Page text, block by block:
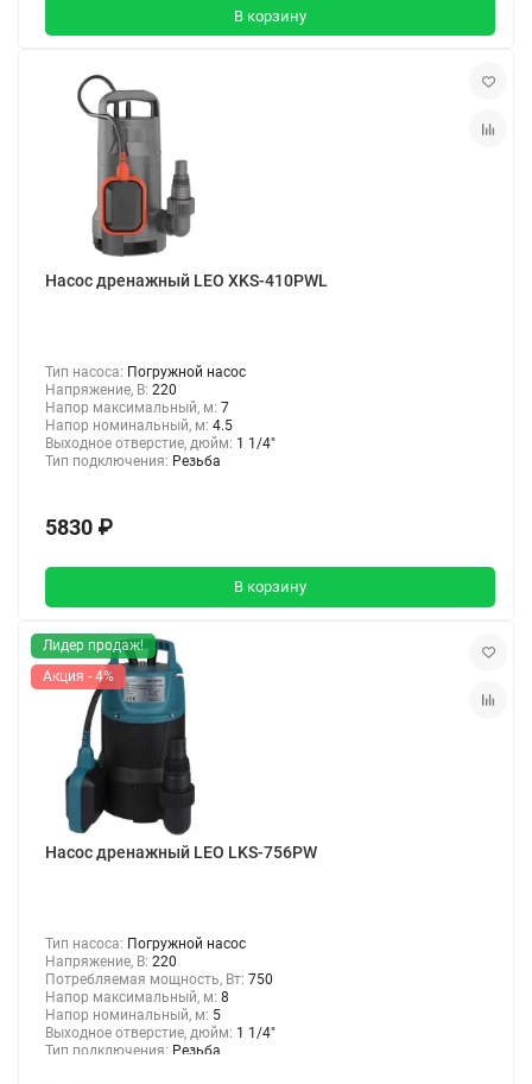
В корзину
Насос дренажный LEO XKS-410PWL
Тип насоса: Погружной насос
Напряжение, В: 220
Напор максимальный, м: 7
Напор номинальный, м: 4.5
Выходное отверстие, дюйм: 1 1/4"
Тип подключения: Резьба
5830 ₽
В корзину
Лидер продаж!
Акция - 4%
Насос дренажный LEO LKS-756PW
Тип насоса: Погружной насос
Напряжение, В: 220
Потребляемая мощность, Вт: 750
Напор максимальный, м: 8
Напор номинальный, м: 5
Выходное отверстие, дюйм: 1 1/4"
Тип подключения: Резьба